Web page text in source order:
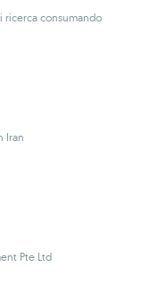
consumando
Iran
Pte Ltd